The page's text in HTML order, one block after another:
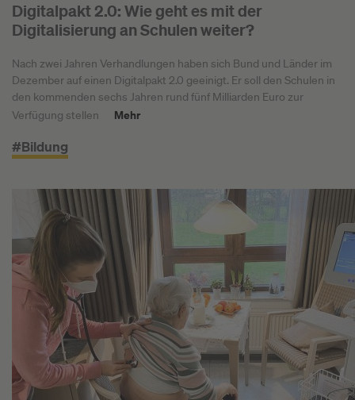
Digitalpakt 2.0: Wie geht es mit der
Digitalisierung an Schulen weiter?
Nach zwei Jahren Verhandlungen haben sich Bund und Länder im
Dezember auf einen Digitalpakt 2.0 geeinigt. Er soll den Schulen in
den kommenden sechs Jahren rund fünf Milliarden Euro zur
Verfügung stellen
Mehr
#Bildung